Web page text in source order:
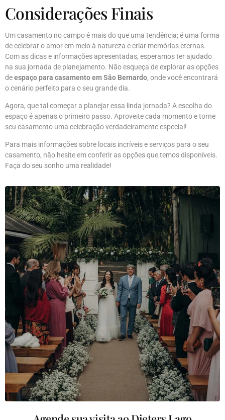
Considerações Finais
Um casamento no campo é mais do que uma tendência; é uma forma
de celebrar o amor em meio à natureza e criar memórias eternas.
Com as dicas e informações apresentadas, esperamos ter ajudado
na sua jornada de planejamento. Não esqueça de explorar as opções
deespaço para casamento em São Bernardo, onde você encontrará
o cenário perfeito para o seu grande dia.
Agora, que tal começar a planejar essa linda jornada? A escolha do
espaço é apenas o primeiro passo. Aproveite cada momento e torne
seu casamento uma celebração verdadeiramente especial!
Para mais informações sobre locais incríveis e serviços para o seu
casamento, não hesite em conferir as opções que temos disponíveis.
Faça do seu sonho uma realidade!